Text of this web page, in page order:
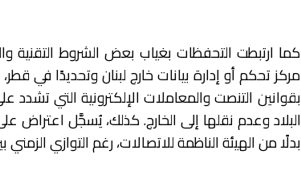
كما ارتبطت التحفظات بغياب بعض الشروط التقنية
مركز تحكم أو إدارة بيانات خارج لبنان وتحديدًا في
بقوانين التنصت والمعاملات الإلكترونية التي
البلاد وعدم نقلها إلى الخارج. كذلك، يُسجَّل اعتراض
بدلًا من الهيئة الناظمة للاتصالات، رغم التوازي الزمني